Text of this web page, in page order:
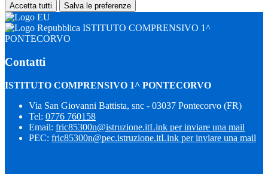
Accetta tutti Salva le preferenze
ISTITUTO COMPRENSIVO 1^
PONTECORVO
Contatti
ISTITUTO COMPRENSIVO 1^ PONTECORVO
Via San Giovanni Battista, snc - 03037 Pontecorvo (FR)
Tel: 0776 760158
Email: fric85300n@istruzione.itLink per inviare una mail
PEC: fric85300n@pec.istruzione.itLink per inviare una mail